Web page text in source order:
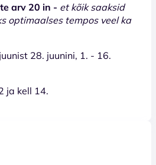
arv 20 in - et kõik saaksid
optimaalses tempos veel ka
28. juunini, 1. - 16.
ja kell 14.